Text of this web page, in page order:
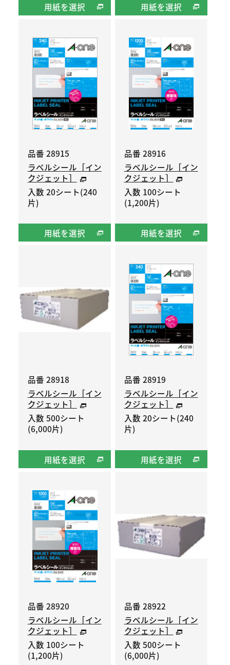
用紙を選択 用紙を選択
品番 28915
ラベルシール［イン
クジェット］
入数 20シート(240
片)
用紙を選択
品番 28916
ラベルシール［イン
クジェット］
入数 100シート
(1,200片)
用紙を選択
品番 28918
ラベルシール［イン
クジェット］
入数 500シート
(6,000片)
用紙を選択
品番 28919
ラベルシール［イン
クジェット］
入数 20シート(240
片)
用紙を選択
品番 28920
ラベルシール［イン
クジェット］
入数 100シート
(1,200片)
品番 28922
ラベルシール［イン
クジェット］
入数 500シート
(6,000片)